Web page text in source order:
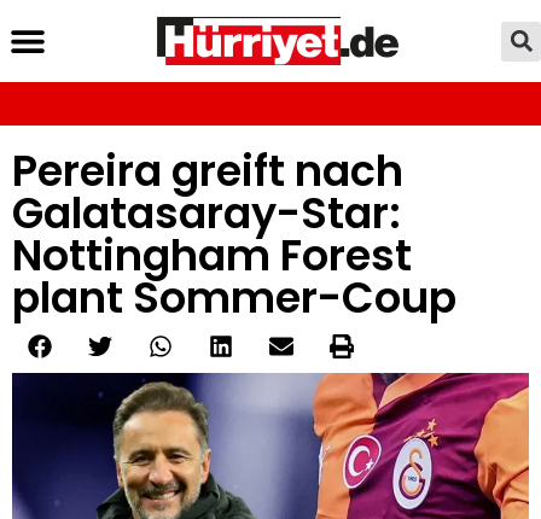
Pereira greift nach
Galatasaray-Star:
Nottingham Forest
plant Sommer-Coup